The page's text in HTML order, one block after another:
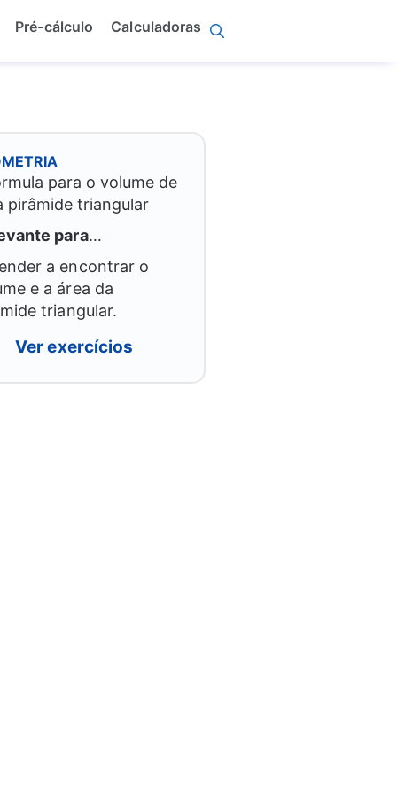
Pré-cálculo Calculadoras
para…
a encontrar o
e a área da
triangular.
Ver exercícios